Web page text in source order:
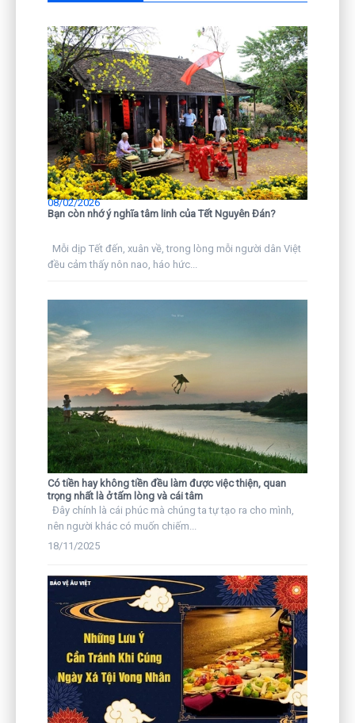
Bạn còn nhớ ý nghĩa tâm linh của Tết Nguyên Đán?
08/02/2026
Mỗi dịp Tết đến, xuân về, trong lòng mỗi người dân Việt
đều cảm thấy nôn nao, háo hức...
Có tiền hay không tiền đều làm được việc thiện, quan
trọng nhất là ở tấm lòng và cái tâm
Đây chính là cái phúc mà chúng ta tự tạo ra cho mình,
nên người khác có muốn chiếm...
18/11/2025